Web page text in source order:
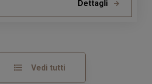
Dettagli
Vedi tutti